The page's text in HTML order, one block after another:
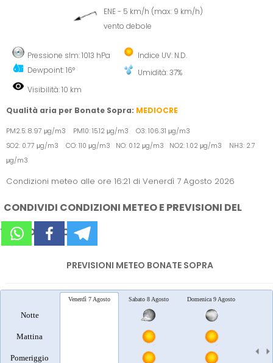
ENE - 5 km/h (max: 9 km/h)
vento debole
Pressione slm: 1013 hPa
Dewpoint: 16°
Indice UV: N.D.
Umidità: 37%
Visibilità: 10 km
Qualità aria per Bonate Sopra: MEDIOCRE
PM2.5: 8.97 μg/m3 PM10: 15.12 μg/m3 O3: 106.31 μg/m3
SO2: 0.77 μg/m3 CO: 110 μg/m3 NO: 0.12 μg/m3 NO2: 1.02 μg/m3 NH3: 2.7
μg/m3
Condizioni meteo alle ore 16:21 di Venerdì 7 Agosto 2026
CONDIVIDI CONDIZIONI METEO E PREVISIONI DEL
TEMPO SUI SOCIAL
PREVISIONI METEO BONATE SOPRA
Notte
Mattina
Pomeriggio
Venerdì 7 Agosto Sabato 8 Agosto Domenica 9 Agosto